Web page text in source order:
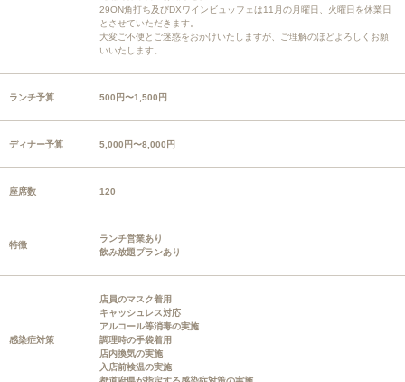
29ON角打ち及びDXワインビュッフェは11月の月曜日、火曜日を休業日
とさせていただきます。
大変ご不便とご迷惑をおかけいたしますが、ご理解のほどよろしくお願
いいたします。
ランチ予算 500円〜1,500円
ディナー予算 5,000円〜8,000円
座席数 120
特徴
ランチ営業あり
飲み放題プランあり
感染症対策
店員のマスク着用
キャッシュレス対応
アルコール等消毒の実施
調理時の手袋着用
店内換気の実施
入店前検温の実施